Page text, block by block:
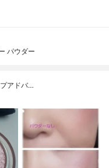
パウダー
アドバ…